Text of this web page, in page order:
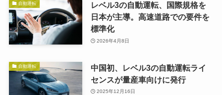
自動運転
レベル3の自動運転、国際規格を
日本が主導。高速道路での要件を
標準化
2026年4月8日
自動運転
中国初、レベル3の自動運転ライ
センスが量産車向けに発行
2025年12月16日